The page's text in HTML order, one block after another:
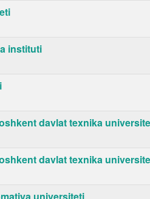
instituti
davlat texnika
davlat texnika